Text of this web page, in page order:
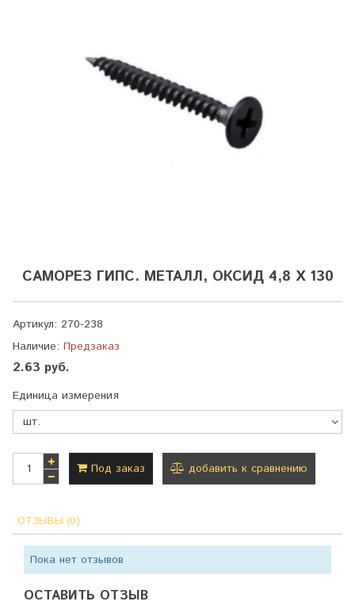
САМОРЕЗ ГИПС. МЕТАЛЛ, ОКСИД 4,8 Х 130
Артикул: 270-238
Наличие: Предзаказ
2.63 руб.
Единица измерения
Под заказ добавить к сравнению
ОТЗЫВЫ (0)
Пока нет отзывов
ОСТАВИТЬ ОТЗЫВ